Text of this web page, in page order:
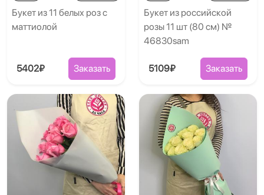
Букет из 11 белых роз с
маттиолой
5402₽ Заказать
Букет из российской
розы 11 шт (80 см) №
46830sam
5109₽ Заказать